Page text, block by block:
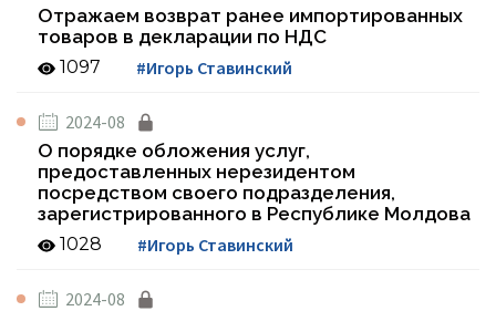
Отражаем возврат ранее импортированных
товаров в декларации по НДС
1097 #Игорь Ставинский
2024-08
О порядке обложения услуг,
предоставленных нерезидентом
посредством своего подразделения,
зарегистрированного в Республике Молдова
1028 #Игорь Ставинский
2024-08